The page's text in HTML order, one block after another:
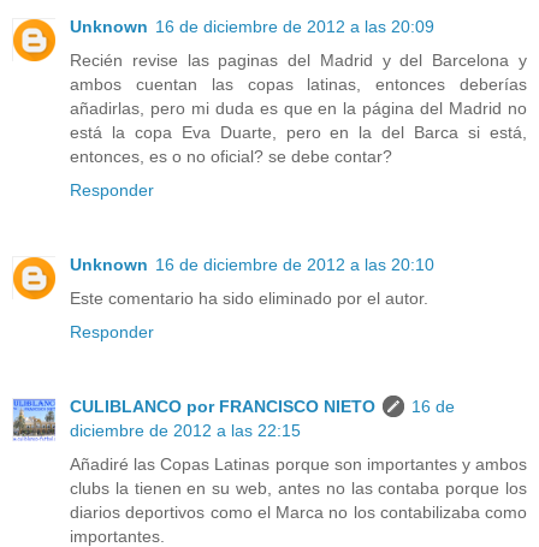
Unknown 16 de diciembre de 2012 a las 20:09
Recién revise las paginas del Madrid y del Barcelona y
ambos cuentan las copas latinas, entonces deberías
añadirlas, pero mi duda es que en la página del Madrid no
está la copa Eva Duarte, pero en la del Barca si está,
entonces, es o no oficial? se debe contar?
Responder
Unknown 16 de diciembre de 2012 a las 20:10
Este comentario ha sido eliminado por el autor.
Responder
CULIBLANCO por FRANCISCO NIETO
16 de
diciembre de 2012 a las 22:15
Añadiré las Copas Latinas porque son importantes y ambos
clubs la tienen en su web, antes no las contaba porque los
diarios deportivos como el Marca no los contabilizaba como
importantes.